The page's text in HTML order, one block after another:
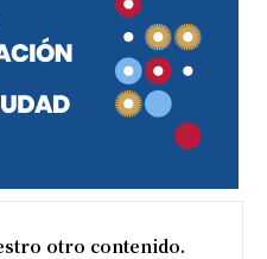
otro contenido.